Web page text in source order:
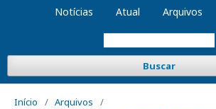
Notícias Atual Arquivos
Buscar
Início / Arquivos
/